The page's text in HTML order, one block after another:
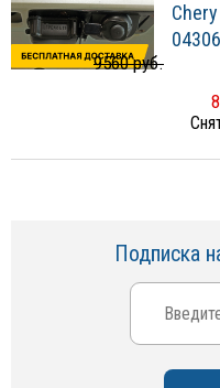
9560 руб.
Подписка